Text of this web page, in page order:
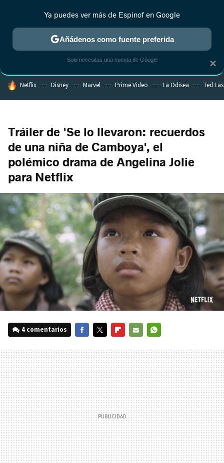
MENÚ NUEVO
ESTRENOS REALITY ANIME RANKINGS CINE
HOY SE HABLA DE
Netflix Disney Marvel Prime Video La Odisea Ted
Tráiler de 'Se lo llevaron: recuerdos
de una niña de Camboya', el
polémico drama de Angelina Jolie
para Netflix
4 comentarios
MAIL
×
Ya puedes ver más de Espinof en Google
Añádenos como fuente preferida
Solo necesitas una cuenta de Google